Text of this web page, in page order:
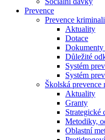
Prevence
Prevence
Aktuality
Dotace
Dokumenty
Důležité
Systém
Systém
Školská
Aktuality
Granty
Strategické
Metodiky,
Oblastní